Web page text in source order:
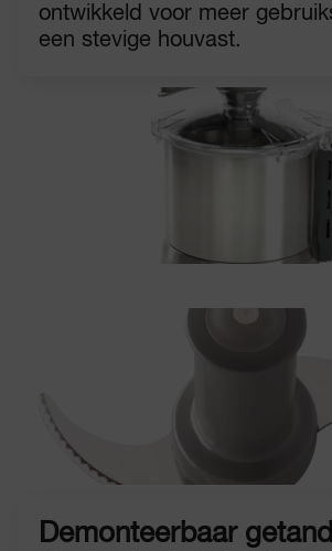
ontwikkeld voor meer
een stevige houvast.
Demonteerbaar